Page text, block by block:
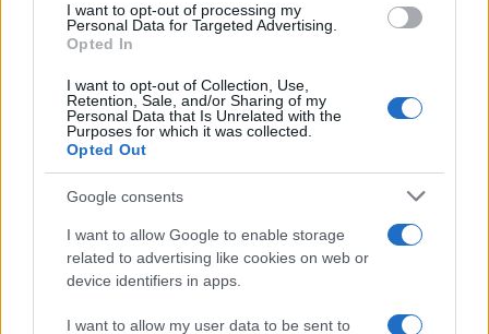
I want to opt-out of processing my
Personal Data for Targeted Advertising.
Opted In
I want to opt-out of Collection, Use,
Retention, Sale, and/or Sharing of my
Personal Data that Is Unrelated with the
Purposes for which it was collected.
Opted Out
Google consents
I want to allow Google to enable storage
related to advertising like cookies on web or
device identifiers in apps.
I want to allow my user data to be sent to